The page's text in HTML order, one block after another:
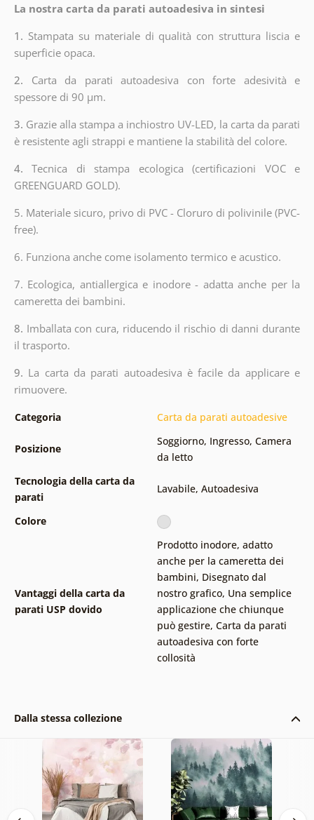
La nostra carta da parati autoadesiva in sintesi
1. Stampata su materiale di qualità con struttura liscia e
superficie opaca.
2. Carta da parati autoadesiva con forte adesività e
spessore di 90 µm.
3. Grazie alla stampa a inchiostro UV-LED, la carta da parati
è resistente agli strappi e mantiene la stabilità del colore.
4.Tecnica di stampa ecologica (certificazioni VOC e
GREENGUARD GOLD).
5. Materiale sicuro, privo di PVC - Cloruro di polivinile (PVC-
free).
6. Funziona anche come isolamento termico e acustico.
7. Ecologica, antiallergica e inodore - adatta anche per la
cameretta dei bambini.
8. Imballata con cura, riducendo il rischio di danni durante
il trasporto.
9. La carta da parati autoadesiva è facile da applicare e
rimuovere.
Categoria Carta da parati autoadesive
Posizione
Soggiorno, Ingresso, Camera
da letto
Tecnologia della carta da
parati
Lavabile, Autoadesiva
Colore
Vantaggi della carta da
parati USP dovido
Prodotto inodore, adatto
anche per la cameretta dei
bambini, Disegnato dal
nostro grafico, Una semplice
applicazione che chiunque
può gestire, Carta da parati
autoadesiva con forte
collosità
Dalla stessa collezione